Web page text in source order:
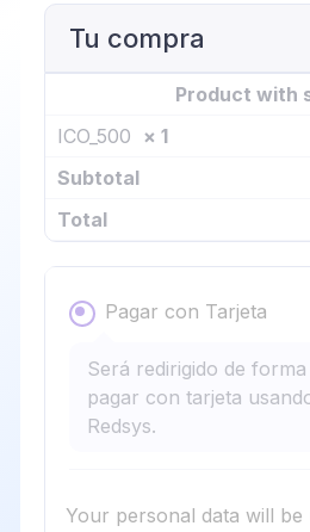
Tu compra
Product with
ICO_500 × 1
Subtotal
Total
Pagar con Tarjeta
Será redirigido de
pagar con tarjeta
Redsys.
Your personal data will be